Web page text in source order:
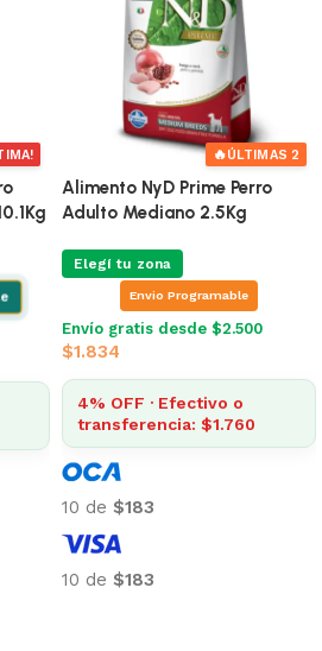
ÚLTIMAS 2
Alimento NyD Prime Perro
Adulto Mediano 2.5Kg
Elegí tu zona
Envio Programable
Envío gratis desde $2.500
4% OFF · Efectivo o
transferencia: $1.760
$183
$183